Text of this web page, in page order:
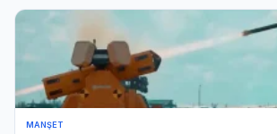
MANŞET